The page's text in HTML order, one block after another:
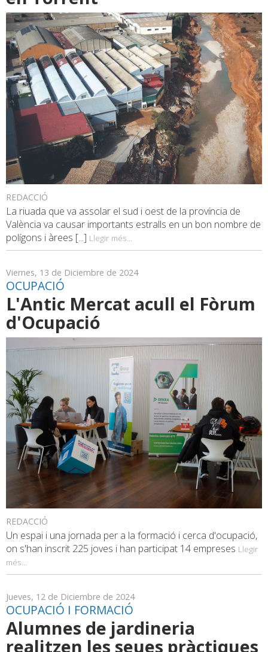
REDACCIÓ
La riuada que va assolar el sud i oest de la província de
València va causar importants estralls en un bon nombre de
polígons i àrees [...] Llegir més...
Viernes, 13 de Diciembre de 2024
OCUPACIÓ
L'Antic Mercat acull el Fòrum
d'Ocupació
REDACCIÓ
Un espai i una jornada per a la formació i cerca d'ocupació,
on s'han inscrit 225 joves i han participat 14 empreses Llegir
més...
Jueves, 12 de Diciembre de 2024
OCUPACIÓ I FORMACIÓ
Alumnes de jardineria
realitzen les seues pràctiques